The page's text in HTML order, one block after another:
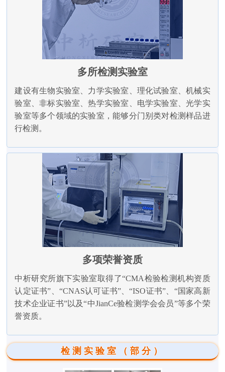
多所检测实验室
建设有生物实验室、力学实验室、理化试验室、机械实
验室、非标实验室、热学实验室、电学实验室、光学实
验室等多个领域的实验室，能够分门别类对检测样品进
行检测。
多项荣誉资质
中析研究所旗下实验室取得了“CMA检验检测机构资质
认定证书”、“CNAS认可证书”、“ISO证书”、“国家高新
技术企业证书”以及“中JianCe验检测学会会员”等多个荣
誉资质。
检测实验室（部分）